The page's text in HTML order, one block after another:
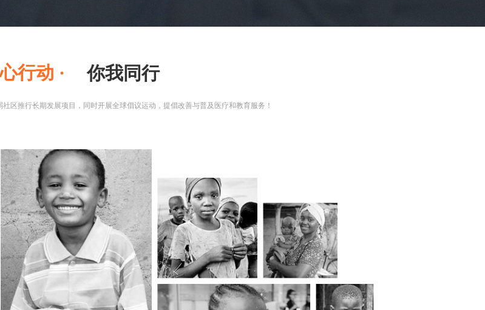
行动 · 你我同行
区推行长期发展项目，同时开展全球倡议运动，提倡改善与普及医疗和教育服务！